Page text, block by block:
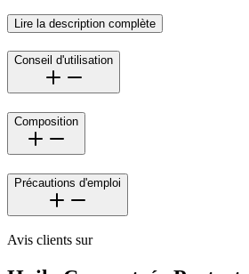
Lire la description complète
Conseil d'utilisation
Composition
Précautions d'emploi
Avis clients sur